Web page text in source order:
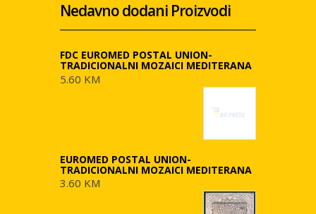
Nedavno dodani Proizvodi
FDC EUROMED POSTAL UNION-
TRADICIONALNI MOZAICI MEDITERANA
5.60 KM
EUROMED POSTAL UNION-
TRADICIONALNI MOZAICI MEDITERANA
3.60 KM